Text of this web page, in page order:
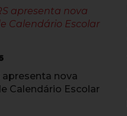
apresenta nova
Calendário Escolar